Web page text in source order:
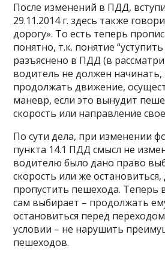
После изменений в ПДД,
29.11.2014 г. здесь также
дорогу». То есть теперь
понятно, т.к. понятие
разъяснено в ПДД (в
водитель не должен
продолжать движение,
маневр, если это вынудит
скорость или направление
По сути дела, при изменении
пункта 14.1 ПДД смысл не
водителю было дано право
скорость или же
пропустить пешехода. Теперь
сам выбирает – продолжать
остановиться перед
условии – не нарушить
пешеходов.